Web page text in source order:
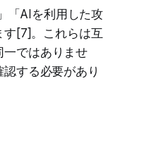
「AIを利用した攻
す[7]。これらは互
一ではありませ
する必要があり